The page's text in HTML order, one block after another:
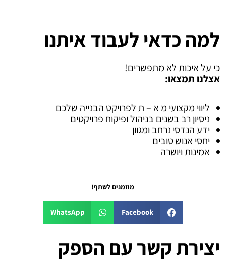
למה כדאי לעבוד איתנו
כי על איכות לא מתפשרים!
אצלנו תמצאו:
ליווי מקצועי מ א – ת לפרויקט הבנייה שלכם
ניסיון רב בשנים בניהול ופיקוח פרויקטים
ידע הנדסי נרחב ומגוון
יחסי אנוש טובים
אמינות ויושרה
מוזמנים לשתף!
Facebook
WhatsApp
יצירת קשר עם הספק